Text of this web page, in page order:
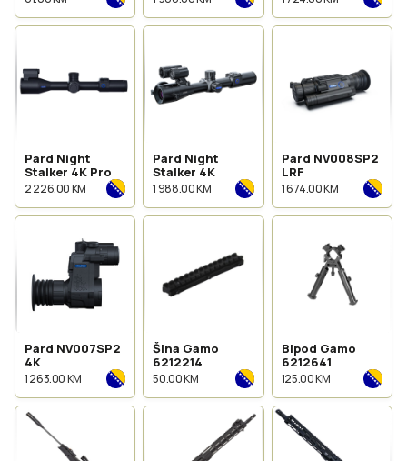
Pard Night
Stalker 4K Pro
2 226.00 KM
Pard Night
Stalker 4K
1 988.00 KM
Pard NV008SP2
LRF
1 674.00 KM
Pard NV007SP2
4K
1 263.00 KM
Šina Gamo
6212214
50.00 KM
Bipod Gamo
6212641
125.00 KM